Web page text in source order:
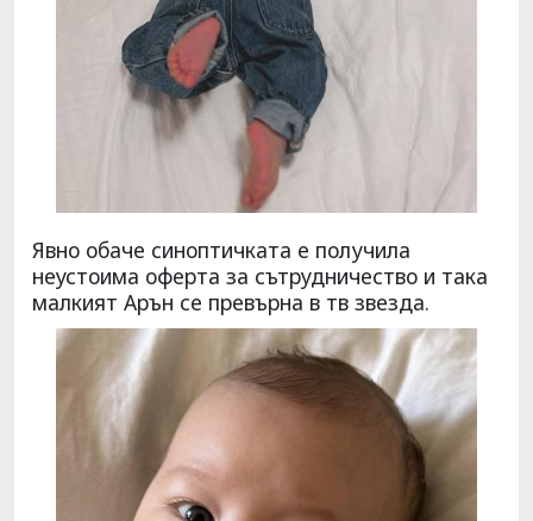
Явно обаче синоптичката е получила
неустоима оферта за сътрудничество и така
малкият Арън се превърна в тв звезда.